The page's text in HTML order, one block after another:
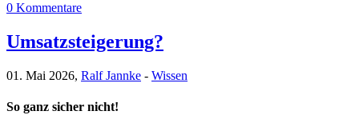
0 Kommentare
Umsatzsteigerung?
01. Mai 2026, Ralf Jannke - Wissen
So ganz sicher nicht!